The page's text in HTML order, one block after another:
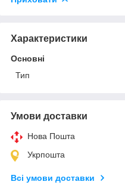
Характеристики
Основні
Тип
Умови доставки
Нова Пошта
Укрпошта
Всі умови доставки